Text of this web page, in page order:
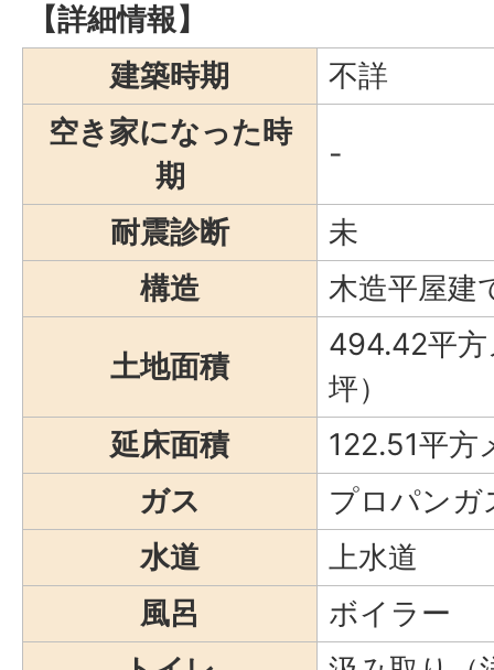
【詳細情報】
建築時期
不詳
空き家になった時
期
-
耐震診断
未
構造
木造平屋建
土地面積
494.42平
坪）
延床面積
122.51平方
ガス
プロパンガ
水道
上水道
風呂
ボイラー